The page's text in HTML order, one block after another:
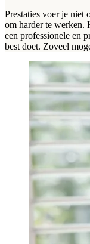
Prestaties voer je niet
om harder te werken.
een professionele en
best doet. Zoveel